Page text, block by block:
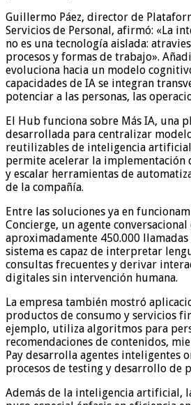
Guillermo Páez, director de
Servicios de Personal, afirmó: «La
no es una tecnología aislada:
procesos y formas de trabajo».
evoluciona hacia un modelo
capacidades de IA se integran
potenciar a las personas, las
El Hub funciona sobre Más IA, una
desarrollada para centralizar
reutilizables de inteligencia
permite acelerar la implementación
y escalar herramientas de
de la compañía.
Entre las soluciones ya en
Concierge, un agente
aproximadamente 450.000 llamadas
sistema es capaz de interpretar
consultas frecuentes y derivar
digitales sin intervención humana.
La empresa también mostró
productos de consumo y servicios
ejemplo, utiliza algoritmos para
recomendaciones de contenidos,
Pay desarrolla agentes inteligentes
procesos de testing y desarrollo de
Además de la inteligencia artificial,